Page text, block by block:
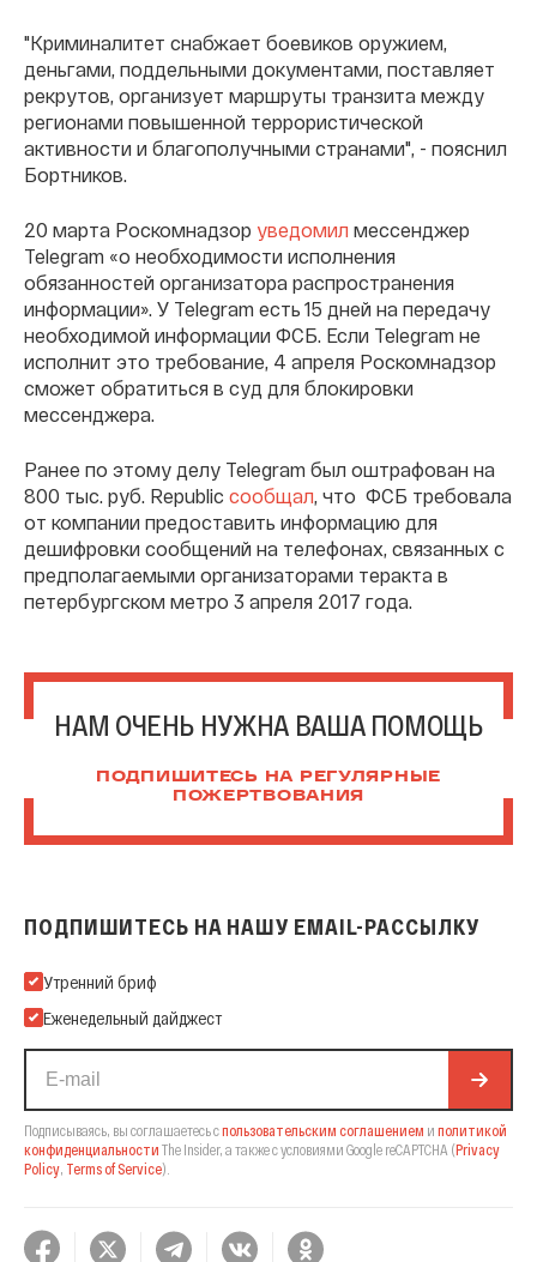
"Криминалитет снабжает боевиков оружием,
деньгами, поддельными документами, поставляет
рекрутов, организует маршруты транзита между
регионами повышенной террористической
активности и благополучными странами", - пояснил
Бортников.
20 марта Роскомнадзор уведомил мессенджер
Telegram «о необходимости исполнения
обязанностей организатора распространения
информации». У Telegram есть 15 дней на передачу
необходимой информации ФСБ. Если Telegram не
исполнит это требование, 4 апреля Роскомнадзор
сможет обратиться в суд для блокировки
мессенджера.
Ранее по этому делу Telegram был оштрафован на
800 тыс. руб. Republic сообщал , что ФСБ требовала
от компании предоставить информацию для
дешифровки сообщений на телефонах, связанных с
предполагаемыми организаторами теракта в
петербургском метро 3 апреля 2017 года.
НАМ ОЧЕНЬ НУЖНА ВАША ПОМОЩЬ
ПОДПИШИТЕСЬ НА РЕГУЛЯРНЫЕ
ПОЖЕРТВОВАНИЯ
ПОДПИШИТЕСЬ НА НАШУ EMAIL-РАССЫЛКУ
Подпишитесь на нашу Email-рассылку
Утренний бриф
Еженедельный дайджест
Подписываясь, вы соглашаетесь спользовательским соглашением и политикой
конфиденциальности The Insider, а также с условиями Google reCAPTCHA (Privacy
Policy Terms of Service).